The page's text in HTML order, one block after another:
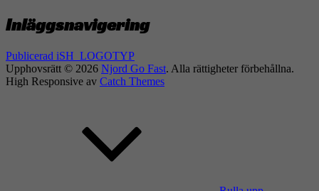
Inläggsnavigering
Publicerad iSH_LOGOTYP
Upphovsrätt © 2026 Njord Go Fast. Alla rättigheter förbehållna.
High Responsive av Catch Themes